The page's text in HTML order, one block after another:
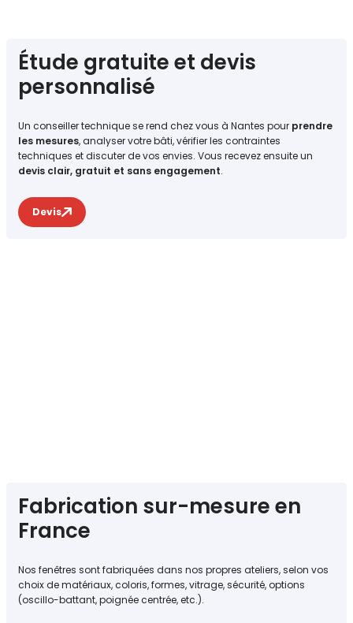
Étude gratuite et devis
personnalisé
Un conseiller technique se rend chez vous à Nantes pour prendre
les mesures, analyser votre bâti, vérifier les contraintes
techniques et discuter de vos envies. Vous recevez ensuite un
devis clair, gratuit et sans engagement.
Devis
Fabrication sur-mesure en
France
Nos fenêtres sont fabriquées dans nos propres ateliers, selon vos
choix de matériaux, coloris, formes, vitrage, sécurité, options
(oscillo-battant, poignée centrée, etc.).